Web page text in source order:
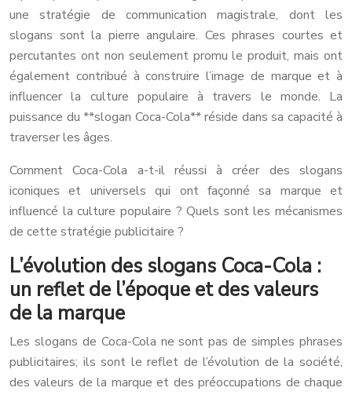
une stratégie de communication magistrale, dont les
slogans sont la pierre angulaire. Ces phrases courtes et
percutantes ont non seulement promu le produit, mais ont
également contribué à construire l’image de marque et à
influencer la culture populaire à travers le monde. La
puissance du **slogan Coca-Cola** réside dans sa capacité à
traverser les âges.
Comment Coca-Cola a-t-il réussi à créer des slogans
iconiques et universels qui ont façonné sa marque et
influencé la culture populaire ? Quels sont les mécanismes
de cette stratégie publicitaire ?
L’évolution des slogans Coca-Cola :
un reflet de l’époque et des valeurs
de la marque
Les slogans de Coca-Cola ne sont pas de simples phrases
publicitaires; ils sont le reflet de l’évolution de la société,
des valeurs de la marque et des préoccupations de chaque